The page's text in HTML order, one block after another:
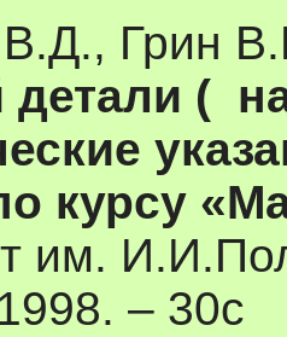
В.Д., Грин
детали (
курсу
им.
– 30с